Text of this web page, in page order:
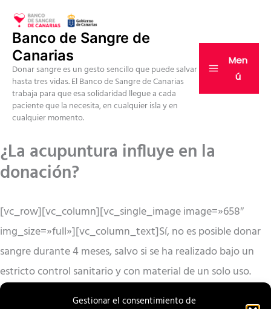
Gestionar el consentimiento de
contenido
Banco de Sangre de
Canarias
Donar sangre es un gesto sencillo que puede salvar
hasta tres vidas. El Banco de Sangre de Canarias
trabaja para que esa solidaridad llegue a cada
paciente que la necesita, en cualquier isla y en
cualquier momento.
Men
ú
¿La acupuntura influye en la
donación?
[vc_row][vc_column][vc_single_image image=»658″
img_size=»full»][vc_column_text]Sí, no es posible donar
sangre durante 4 meses, salvo si se ha realizado bajo un
estricto control sanitario y con material de un solo uso.
[/vc_column_text][/vc_column][/vc_row]